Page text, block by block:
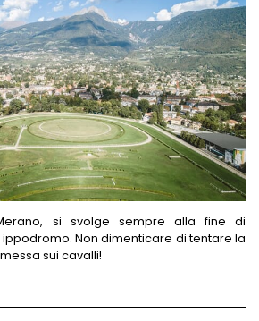
si svolge sempre alla fine di
Non dimenticare di tentare la
sui cavalli!